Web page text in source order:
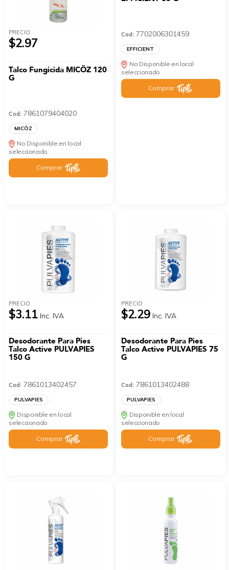
PRECIO
$2.97
Talco Fungicida MICÖZ 120
G
Cod: 7861079404020
MICÖZ
No Disponible en local
seleccionado
Comprar
Cod: 7702006301459
EFFICIENT
No Disponible en local
seleccionado
Comprar
PRECIO
$3.11 Inc. IVA
Desodorante Para Pies
Talco Active PULVAPIES
150 G
Cod: 7861013402457
PULVAPIES
Disponible en local
seleccionado
Comprar
PRECIO
$2.29 Inc. IVA
Desodorante Para Pies
Talco Active PULVAPIES 75
G
Cod: 7861013402488
PULVAPIES
Disponible en local
seleccionado
Comprar